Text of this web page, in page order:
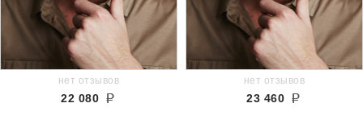
нет отзывов
22 080
нет отзывов
23 460